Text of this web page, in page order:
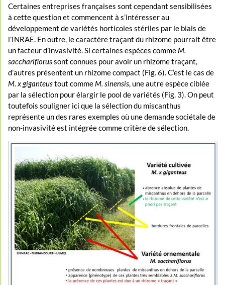
Certaines entreprises françaises sont cependant sensibilisées
à cette question et commencent à s’intéresser au
développement de variétés horticoles stériles par le biais de
l’INRAE. En outre, le caractère traçant du rhizome pourrait être
un facteur d’invasivité. Si certaines espèces comme M.
sacchariflorussont connues pour avoir un rhizome traçant,
d’autres présentent un rhizome compact (Fig. 6). C’est le cas de
M. x giganteustout comme M. sinensis, une autre espèce ciblée
par la sélection pour élargir le pool de variétés (Fig. 3). On peut
toutefois souligner ici que la sélection du miscanthus
représente un des rares exemples où une demande sociétale de
non-invasivité est intégrée comme critère de sélection.